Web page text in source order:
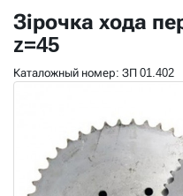
Зірочка хода
z=45
Каталожный номер: ЗП 01.402